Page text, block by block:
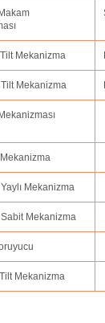
Mekanizma
Mekanizma
Mekanizma
Mekanizma
Mekanizma